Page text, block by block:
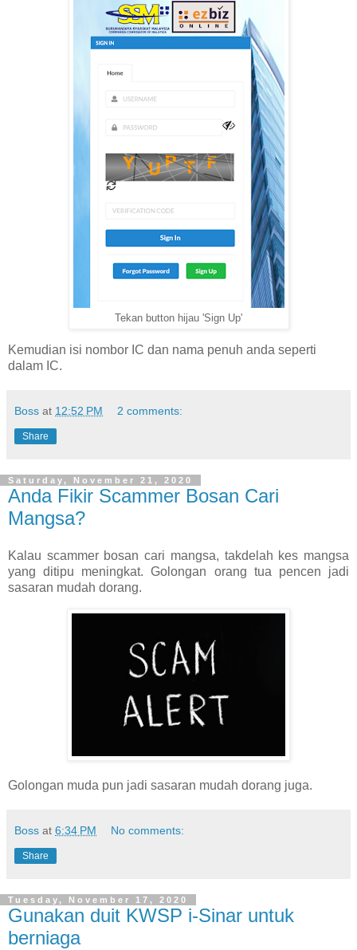
Tekan button hijau 'Sign Up'
Kemudian isi nombor IC dan nama penuh anda seperti
dalam IC.
Boss at 12:52 PM 2 comments:
Share
Saturday, November 21, 2020
Anda Fikir Scammer Bosan Cari
Mangsa?
Kalau scammer bosan cari mangsa, takdelah kes mangsa
yang ditipu meningkat. Golongan orang tua pencen jadi
sasaran mudah dorang.
Golongan muda pun jadi sasaran mudah dorang juga.
Boss at 6:34 PM No comments:
Share
Tuesday, November 17, 2020
Gunakan duit KWSP i-Sinar untuk
berniaga